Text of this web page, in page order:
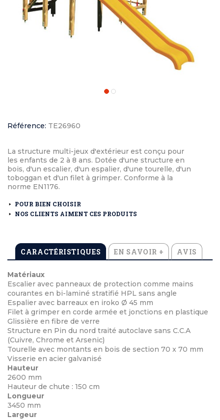
Référence: TE26960
La structure multi-jeux d'extérieur est conçu pour
les enfants de 2 à 8 ans. Dotée d'une structure en
bois, d'un escalier, d'un espalier, d'une tourelle, d'un
toboggan et d'un filet à grimper. Conforme à la
norme EN1176.
POUR BIEN CHOISIR
NOS CLIENTS AIMENT CES PRODUITS
CARACTÉRISTIQUES EN SAVOIR + AVIS
Matériaux
Escalier avec panneaux de protection comme mains
courantes en bi-laminé stratifié HPL sans angle
Espalier avec barreaux en iroko Ø 45 mm
Filet à grimper en corde armée et jonctions en plastique
Glissière en fibre de verre
Structure en Pin du nord traité autoclave sans C.C.A
(Cuivre, Chrome et Arsenic)
Tourelle avec montants en bois de section 70 x 70 mm
Visserie en acier galvanisé
Hauteur
2600 mm
Hauteur de chute : 150 cm
Longueur
3450 mm
Largeur